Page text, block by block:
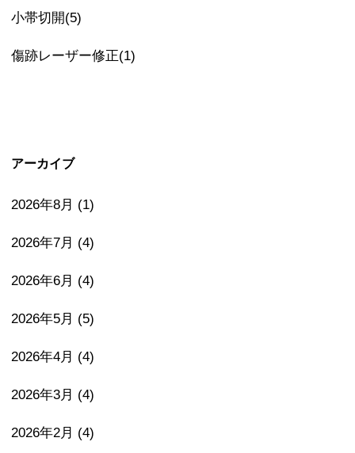
小帯切開(5)
傷跡レーザー修正(1)
アーカイブ
2026年8月 (1)
2026年7月 (4)
2026年6月 (4)
2026年5月 (5)
2026年4月 (4)
2026年3月 (4)
2026年2月 (4)